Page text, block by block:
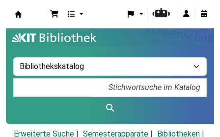
Erweiterte Suche Semesterapparate
Bibliotheken